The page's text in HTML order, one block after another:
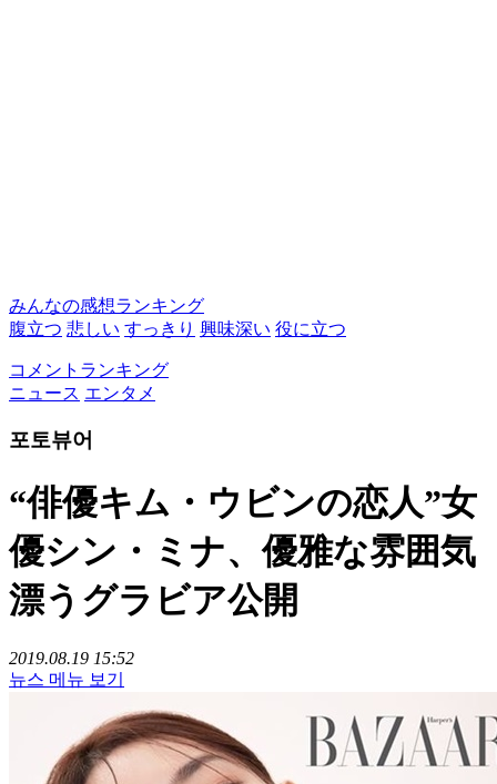
みんなの感想ランキング
腹立つ 悲しい すっきり 興味深い 役に立つ
コメントランキング
ニュース エンタメ
포토뷰어
“俳優キム・ウビンの恋人”女
優シン・ミナ、優雅な雰囲気
漂うグラビア公開
2019.08.19 15:52
뉴스 메뉴 보기